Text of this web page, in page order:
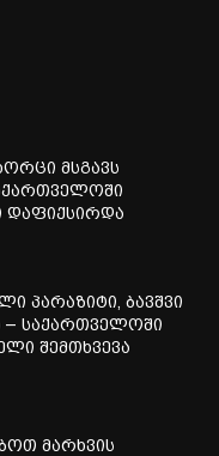
მსგავს
დაფიქსირდა
პარაზიტი, ბავშვი
საქართველოში
შემთხვევა
მარხვის